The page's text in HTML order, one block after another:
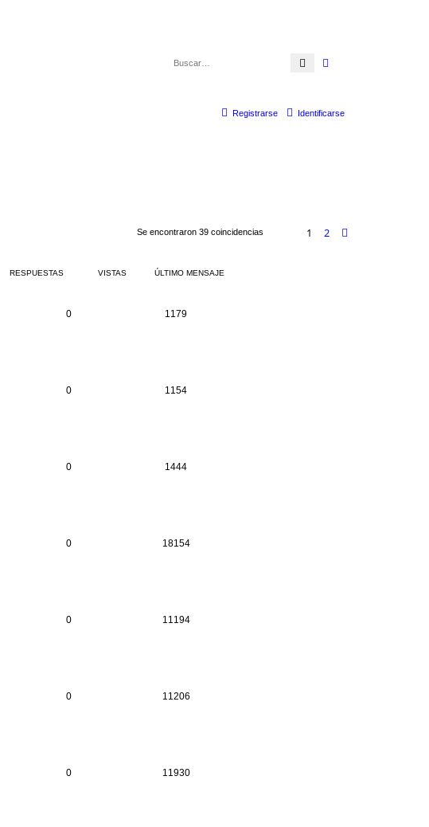
Buscar
Identificarse
Registrarse
Se encontraron 39 coincidencias 1 2
RESPUESTAS VISTAS ÚLTIMO MENSAJE
0 1179
0 1154
0 1444
0 18154
0 11194
0 11206
0 11930